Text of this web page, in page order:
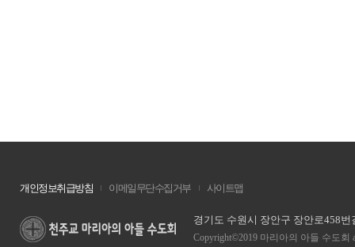
개인정보취급방침 이메일무단수집거부 사이트맵
경기도 수원시 장안구 장안로458번
Copyright©2019 마리아의 아들 수도회